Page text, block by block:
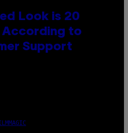
Look is 20
According to
Support